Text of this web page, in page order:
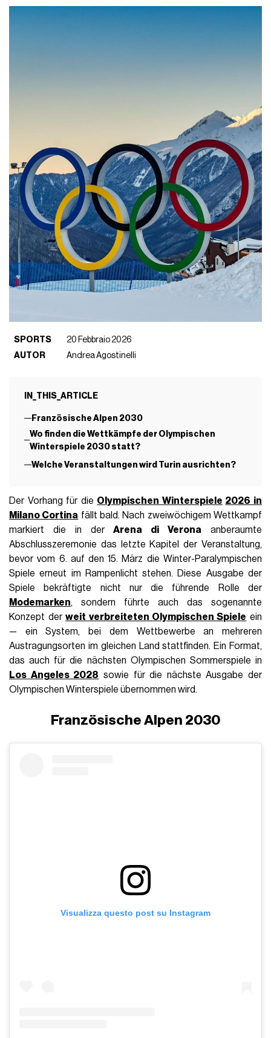
SPORTS
20 Febbraio 2026
AUTOR
Andrea Agostinelli
IN_THIS_ARTICLE
Französische Alpen 2030
Wo finden die Wettkämpfe der Olympischen
Winterspiele 2030 statt?
Welche Veranstaltungen wird Turin ausrichten?
Der Vorhang für die Olympischen Winterspiele 2026 in
Milano Cortina fällt bald. Nach zweiwöchigem Wettkampf
markiert die in derArena di Verona anberaumte
Abschlusszeremonie das letzte Kapitel der Veranstaltung,
bevor vom 6. auf den 15. März die Winter-Paralympischen
Spiele erneut im Rampenlicht stehen. Diese Ausgabe der
Spiele bekräftigte nicht nur die führende Rolle der
Modemarken, sondern führte auch das sogenannte
Konzept derweit verbreiteten Olympischen Spiele ein
— ein System, bei dem Wettbewerbe an mehreren
Austragungsorten im gleichen Land stattfinden. Ein Format,
das auch für die nächsten Olympischen Sommerspiele in
Los Angeles 2028 sowie für die nächste Ausgabe der
Olympischen Winterspiele übernommen wird.
Französische Alpen 2030
Visualizza questo post su Instagram